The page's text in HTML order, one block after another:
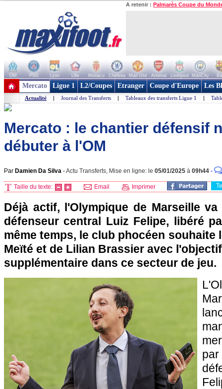
A retenir : Palmarès Coupe du
OM PSG Lyon Lille Monaco Chelsea Man Utd Arsenal Liverpool ManCity
+ de clubs
Mercato Ligue 1 L2/Coupes Etranger Coupe d'Europe Les
Actualité | Journal des Transferts | Tableaux des transferts Ligue 1 |
Mercato : le chantier défensif
débuter à l'OM
Par Damien Da Silva -Actu Transferts, Mise en ligne: le 05/01/2025 à 09h44 -
Taille du texte: Email Imprimer
Déjà actif, l'Olympique de Marseille
défenseur central Luiz Felipe, libéré
même temps, le club phocéen souhaite
Meïté et de Lilian Brassier avec
supplémentaire dans ce secteur de jeu.